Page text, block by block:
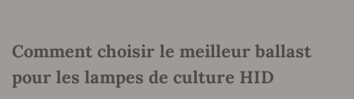
Comment choisir le meilleur ballast
pour les lampes de culture HID